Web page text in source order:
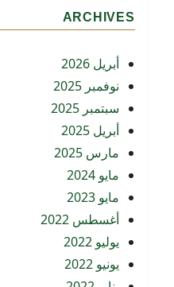
ARCHIVES
أبريل 2026
نوفمبر 2025
سبتمبر 2025
أبريل 2025
مارس 2025
مايو 2024
مايو 2023
أغسطس 2022
يوليو 2022
يونيو 2022